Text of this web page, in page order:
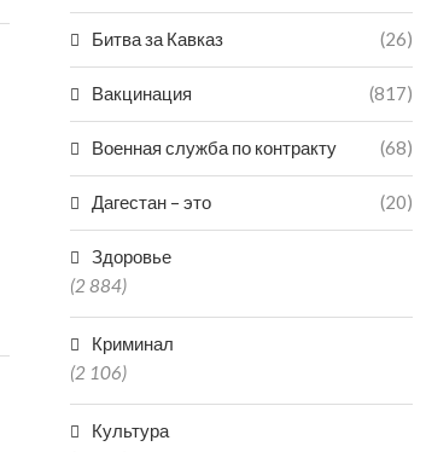
Битва за Кавказ (26)
Вакцинация (817)
Военная служба по контракту (68)
Дагестан – это (20)
Здоровье
(2 884)
Криминал
(2 106)
Культура